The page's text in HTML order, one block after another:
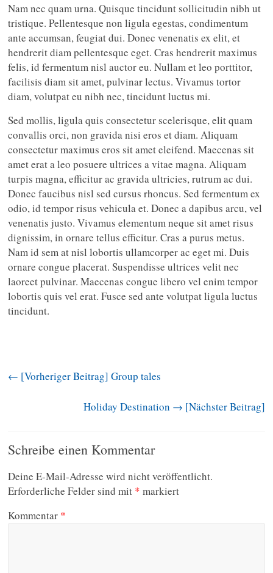
Nam nec quam urna. Quisque tincidunt sollicitudin nibh ut
tristique. Pellentesque non ligula egestas, condimentum
ante accumsan, feugiat dui. Donec venenatis ex elit, et
hendrerit diam pellentesque eget. Cras hendrerit maximus
felis, id fermentum nisl auctor eu. Nullam et leo porttitor,
facilisis diam sit amet, pulvinar lectus. Vivamus tortor
diam, volutpat eu nibh nec, tincidunt luctus mi.
Sed mollis, ligula quis consectetur scelerisque, elit quam
convallis orci, non gravida nisi eros et diam. Aliquam
consectetur maximus eros sit amet eleifend. Maecenas sit
amet erat a leo posuere ultrices a vitae magna. Aliquam
turpis magna, efficitur ac gravida ultricies, rutrum ac dui.
Donec faucibus nisl sed cursus rhoncus. Sed fermentum ex
odio, id tempor risus vehicula et. Donec a dapibus arcu, vel
venenatis justo. Vivamus elementum neque sit amet risus
dignissim, in ornare tellus efficitur. Cras a purus metus.
Nam id sem at nisl lobortis ullamcorper ac eget mi. Duis
ornare congue placerat. Suspendisse ultrices velit nec
laoreet pulvinar. Maecenas congue libero vel enim tempor
lobortis quis vel erat. Fusce sed ante volutpat ligula luctus
tincidunt.
← [Vorheriger Beitrag] Group tales
Holiday Destination → [Nächster Beitrag]
Schreibe einen Kommentar
Deine E-Mail-Adresse wird nicht veröffentlicht.
Erforderliche Felder sind mit * markiert
Kommentar *